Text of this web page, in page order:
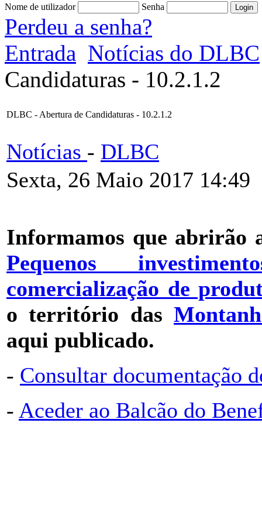
Nome de utilizador Senha
Perdeu a senha?
Entrada Notícias do DLBC
Candidaturas - 10.2.1.2
DLBC - Abertura de Candidaturas - 10.2.1.2
Notícias - DLBC
Sexta, 26 Maio 2017 14:49
Informamos que abrirão
Pequenos
comercialização de
o território das
aqui publicado.
- Consultar documentação
- Aceder ao Balcão do